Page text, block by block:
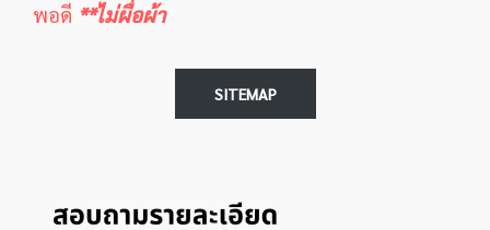
พอดี **ไม่ผื่อผ้า
SITEMAP